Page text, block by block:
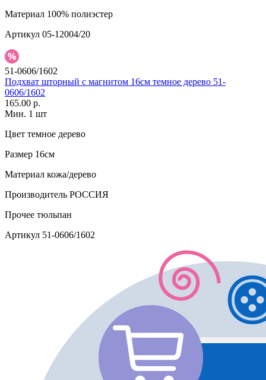
Материал 100% полиэстер
Артикул 05-12004/20
51-0606/1602
Подхват шторный с магнитом 16см темное дерево 51-
0606/1602
165.00 р.
Мин. 1 шт
Цвет темное дерево
Размер 16см
Материал кожа/дерево
Производитель РОССИЯ
Прочее тюльпан
Артикул 51-0606/1602